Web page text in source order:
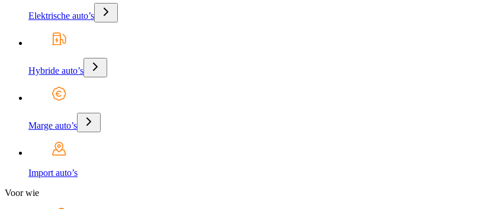
Elektrische auto’s
Hybride auto’s
Marge auto’s
Import auto’s
Voor wie